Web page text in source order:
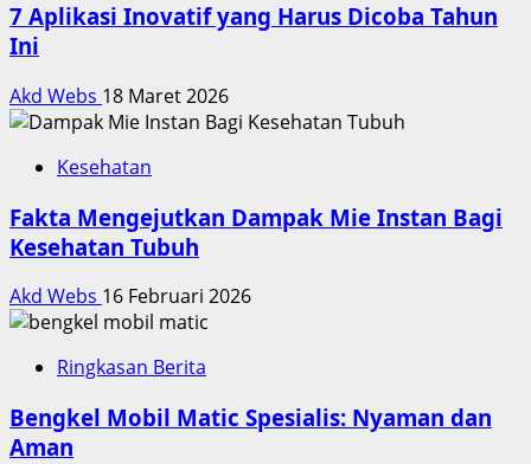
7 Aplikasi Inovatif yang Harus Dicoba Tahun
Ini
Akd Webs 18 Maret 2026
Kesehatan
Fakta Mengejutkan Dampak Mie Instan Bagi
Kesehatan Tubuh
Akd Webs 16 Februari 2026
Ringkasan Berita
Bengkel Mobil Matic Spesialis: Nyaman dan
Aman